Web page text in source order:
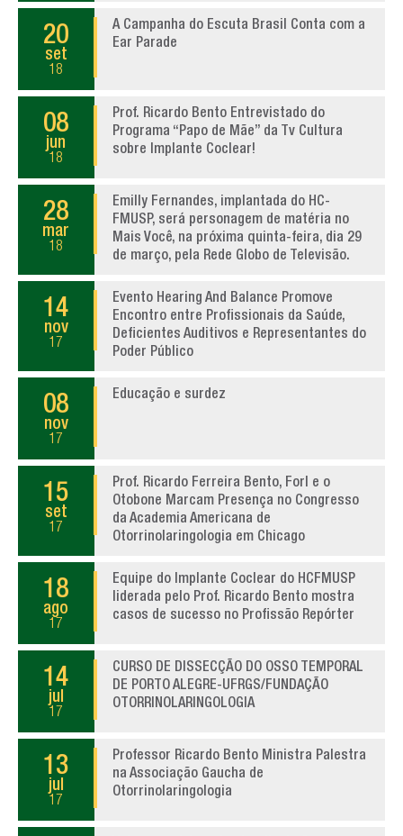
20
set
18
A Campanha do Escuta Brasil Conta com a
Ear Parade
08
jun
18
Prof. Ricardo Bento Entrevistado do
Programa “Papo de Mãe” da Tv Cultura
sobre Implante Coclear!
28
mar
18
Emilly Fernandes, implantada do HC-
FMUSP, será personagem de matéria no
Mais Você, na próxima quinta-feira, dia 29
de março, pela Rede Globo de Televisão.
14
nov
17
Evento Hearing And Balance Promove
Encontro entre Profissionais da Saúde,
Deficientes Auditivos e Representantes do
Poder Público
08
nov
17
Educação e surdez
15
set
17
Prof. Ricardo Ferreira Bento, Forl e o
Otobone Marcam Presença no Congresso
da Academia Americana de
Otorrinolaringologia em Chicago
18
ago
17
Equipe do Implante Coclear do HCFMUSP
liderada pelo Prof. Ricardo Bento mostra
casos de sucesso no Profissão Repórter
14
jul
17
CURSO DE DISSECÇÃO DO OSSO TEMPORAL
DE PORTO ALEGRE-UFRGS/FUNDAÇÃO
OTORRINOLARINGOLOGIA
13
jul
17
Professor Ricardo Bento Ministra Palestra
na Associação Gaucha de
Otorrinolaringologia